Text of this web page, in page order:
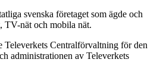
svenska företaget som ägde och
TV-nät och mobila nät.
Televerkets Centralförvaltning för den
administrationen av Televerkets